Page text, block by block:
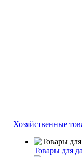
Хозяйственные
Товары для